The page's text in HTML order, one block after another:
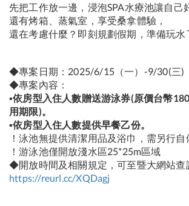
先把工作放一邊，浸泡SPA水療池讓自己
還有烤箱、蒸氣室，享受桑拿體驗，
還在考慮什麼？即刻規劃假期，準備玩水
◆專案日期：2025/6/15（一）-9/30(三)
◆專案內容：
▪️依房型入住人數贈送游泳券(原價台幣
用期限)。
▪️依房型入住人數提供早餐乙份。
！泳池無提供清潔用品及浴巾，需另行自
！游泳池僅開放淺水區25*25m區域
◆開放時間及相關規定，可至暨大網站查
https://reurl.cc/XQDagj